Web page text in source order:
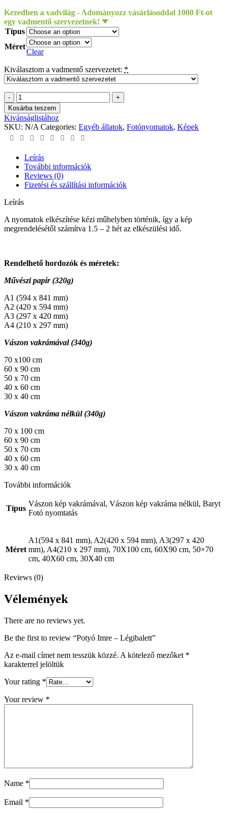
Kezedben a vadvilág - Adományozz vásárlásoddal 1000 Ft-ot
egy vadmentő szervezetnek!
Típus
Méret
Clear
Kiválasztom a vadmentő szervezetet: *
Potyó
Imre
-
Légibalett
quantity
Kosárba teszem
Kivánságlistához
SKU: N/A Categories: Egyéb állatok, Fotónyomatok, Képek
Leírás
További információk
Reviews (0)
Fizetési és szállítási információk
Leírás
A nyomatok elkészítése kézi műhelyben történik, így a kép
megrendelésétől számítva 1.5 – 2 hét az elkészülési idő.
Rendelhető hordozók és méretek:
Művészi papír (320g)
A1 (594 x 841 mm)
A2 (420 x 594 mm)
A3 (297 x 420 mm)
A4 (210 x 297 mm)
Vászon vakrámával (340g)
70 x100 cm
60 x 90 cm
50 x 70 cm
40 x 60 cm
30 x 40 cm
Vászon vakráma nélkül (340g)
70 x 100 cm
60 x 90 cm
50 x 70 cm
40 x 60 cm
30 x 40 cm
További információk
Típus
Vászon kép vakrámával, Vászon kép vakráma nélkül, Baryt
Fotó nyomtatás
Méret
A1(594 x 841 mm), A2(420 x 594 mm), A3(297 x 420
mm), A4(210 x 297 mm), 70X100 cm, 60X90 cm, 50×70
cm, 40X60 cm, 30X40 cm
Reviews (0)
Vélemények
There are no reviews yet.
Be the first to review “Potyó Imre – Légibalett”
Az e-mail címet nem tesszük közzé. A kötelező mezőket *
karakterrel jelöltük
Your rating *
Your review *
Name *
Email *